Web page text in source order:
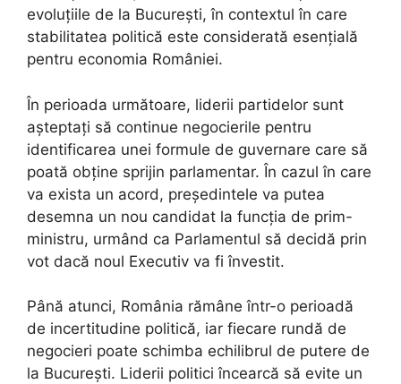
evoluțiile de la București, în contextul în care
stabilitatea politică este considerată esențială
pentru economia României.
În perioada următoare, liderii partidelor sunt
așteptați să continue negocierile pentru
identificarea unei formule de guvernare care să
poată obține sprijin parlamentar. În cazul în care
va exista un acord, președintele va putea
desemna un nou candidat la funcția de prim-
ministru, urmând ca Parlamentul să decidă prin
vot dacă noul Executiv va fi învestit.
Până atunci, România rămâne într-o perioadă
de incertitudine politică, iar fiecare rundă de
negocieri poate schimba echilibrul de putere de
la București. Liderii politici încearcă să evite un